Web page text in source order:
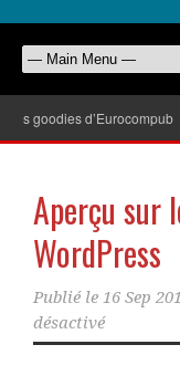
goodies d’Eurocompub
Aperçu sur
WordPress
Publié le 16 Sep
désactivé